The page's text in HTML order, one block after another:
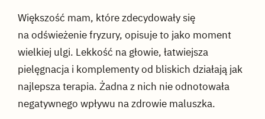
Większość mam, które zdecydowały się
na odświeżenie fryzury, opisuje to jako moment
wielkiej ulgi. Lekkość na głowie, łatwiejsza
pielęgnacja i komplementy od bliskich działają jak
najlepsza terapia. Żadna z nich nie odnotowała
negatywnego wpływu na zdrowie maluszka.